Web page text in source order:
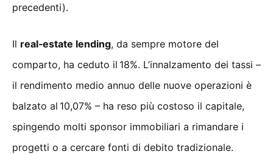
precedenti).
Il real‑estate lending, da sempre motore del
comparto, ha ceduto il 18%. L’innalzamento dei tassi –
il rendimento medio annuo delle nuove operazioni è
balzato al 10,07% – ha reso più costoso il capitale,
spingendo molti sponsor immobiliari a rimandare i
progetti o a cercare fonti di debito tradizionale.